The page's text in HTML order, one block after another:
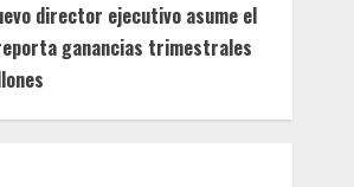
director ejecutivo asume el
ganancias trimestrales